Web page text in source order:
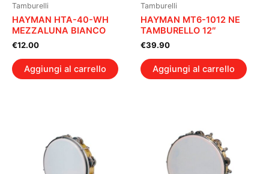
Tamburelli
HAYMAN HTA-40-WH
MEZZALUNA BIANCO
€12.00
Aggiungi al carrello
Tamburelli
HAYMAN MT6-1012 NE
TAMBURELLO 12″
€39.90
Aggiungi al carrello